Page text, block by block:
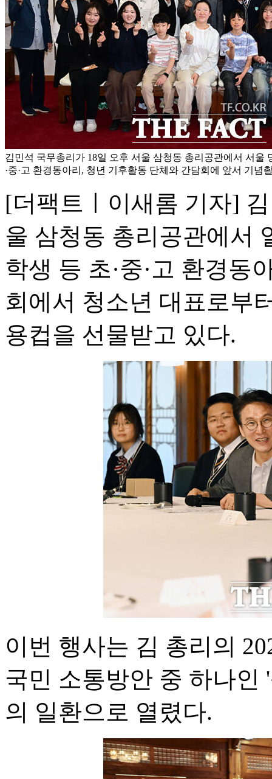
김민석 국무총리가 18일 오후 서울 삼청동 총리공관에서 서울
·중·고 환경동아리, 청년 기후활동 단체와 간담회에 앞서 기념
[더팩트ㅣ이새롬 기자]
울 삼청동 총리공관에서
학생 등 초·중·고 환경동
회에서 청소년 대표로부
용컵을 선물받고 있다.
이번 행사는 김 총리의
국민 소통방안 중 하나인
의 일환으로 열렸다.